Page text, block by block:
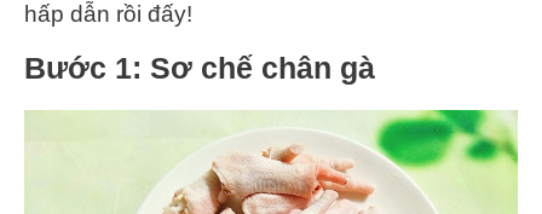
hấp dẫn rồi đấy!
Bước 1: Sơ chế chân gà